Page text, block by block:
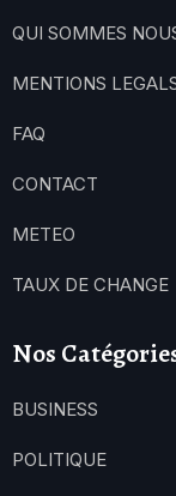
QUI SOMMES
MENTIONS
FAQ
CONTACT
METEO
TAUX DE CHANGE
Nos
BUSINESS
POLITIQUE